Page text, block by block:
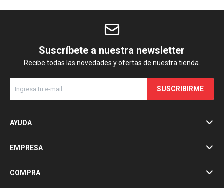
Suscríbete a nuestra newsletter
Recibe todas las novedades y ofertas de nuestra tienda.
SUSCRIBIRME
AYUDA
EMPRESA
COMPRA